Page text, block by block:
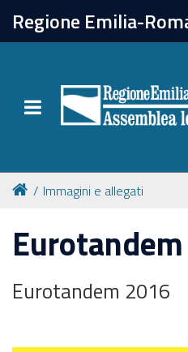
Regione Emilia-
Toggle navigation
chiudi
Attività
Formazione
Eventi
Tutte le notizie
Immagini e allegati
Eurotandem 2016